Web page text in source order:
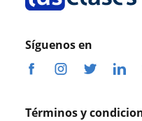
Síguenos en
Términos y